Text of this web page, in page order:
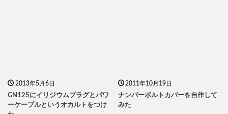
2013年5月6日
GN125にイリジウムプラグとパワ
ーケーブルというオカルトをつけ
2011年10月19日
ナンバーボルトカバーを自作して
みた